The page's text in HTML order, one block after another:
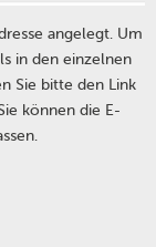
angelegt. Um
in den einzelnen
Sie bitte den Link
können die E-